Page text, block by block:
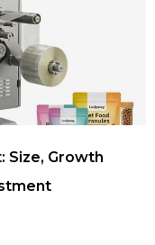
Size, Growth